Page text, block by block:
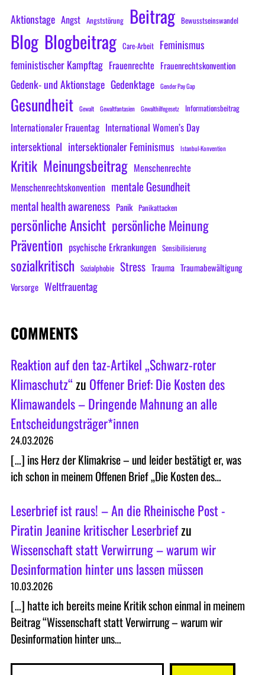
Aktionstage Angst Angststörung Beitrag Bewusstseinswandel
Blog Blogbeitrag Care-Arbeit Feminismus
feministischer Kampftag Frauenrechte Frauenrechtskonvention
Gedenk- und Aktionstage Gedenktage Gender Pay Gap
Gesundheit Gewalt Gewaltfantasien Gewalthilfegesetz Informationsbeitrag
Internationaler Frauentag International Women’s Day
intersektional intersektionaler Feminismus Istanbul-Konvention
Kritik Meinungsbeitrag Menschenrechte
Menschenrechtskonvention mentale Gesundheit
mental health awareness Panik Panikattacken
persönliche Ansicht persönliche Meinung
Prävention psychische Erkrankungen Sensibilisierung
sozialkritisch Sozialphobie Stress Trauma Traumabewältigung
Vorsorge Weltfrauentag
COMMENTS
Reaktion auf den taz-Artikel „Schwarz-roter
Klimaschutz“zu Offener Brief: Die Kosten des
Klimawandels – Dringende Mahnung an alle
Entscheidungsträger*innen
24.03.2026
[…] ins Herz der Klimakrise – und leider bestätigt er, was
ich schon in meinem Offenen Brief „Die Kosten des…
Leserbrief ist raus! – An die Rheinische Post -
Piratin Jeanine kritischer Leserbriefzu
Wissenschaft statt Verwirrung – warum wir
Desinformation hinter uns lassen müssen
10.03.2026
[…] hatte ich bereits meine Kritik schon einmal in meinem
Beitrag “Wissenschaft statt Verwirrung – warum wir
Desinformation hinter uns…